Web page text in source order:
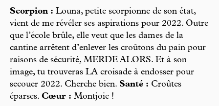
Scorpion : Louna, petite scorpionne de son état,
vient de me révéler ses aspirations pour 2022. Outre
que l’école brûle, elle veut que les dames de la
cantine arrêtent d’enlever les croûtons du pain pour
raisons de sécurité, MERDE ALORS. Et à son
image, tu trouveras LA croisade à endosser pour
secouer 2022. Cherche bien. Santé : Croûtes
éparses. Cœur : Montjoie !